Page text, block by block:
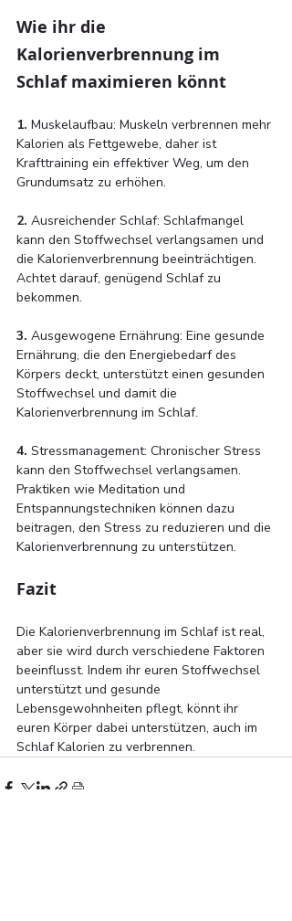
Wie ihr die
Kalorienverbrennung im
Schlaf maximieren könnt
1. Muskelaufbau: Muskeln verbrennen mehr
Kalorien als Fettgewebe, daher ist
Krafttraining ein effektiver Weg, um den
Grundumsatz zu erhöhen.
2. Ausreichender Schlaf: Schlafmangel
kann den Stoffwechsel verlangsamen und
die Kalorienverbrennung beeinträchtigen.
Achtet darauf, genügend Schlaf zu
bekommen.
3. Ausgewogene Ernährung: Eine gesunde
Ernährung, die den Energiebedarf des
Körpers deckt, unterstützt einen gesunden
Stoffwechsel und damit die
Kalorienverbrennung im Schlaf.
4. Stressmanagement: Chronischer Stress
kann den Stoffwechsel verlangsamen.
Praktiken wie Meditation und
Entspannungstechniken können dazu
beitragen, den Stress zu reduzieren und die
Kalorienverbrennung zu unterstützen.
Fazit
Die Kalorienverbrennung im Schlaf ist real,
aber sie wird durch verschiedene Faktoren
beeinflusst. Indem ihr euren Stoffwechsel
unterstützt und gesunde
Lebensgewohnheiten pflegt, könnt ihr
euren Körper dabei unterstützen, auch im
Schlaf Kalorien zu verbrennen.